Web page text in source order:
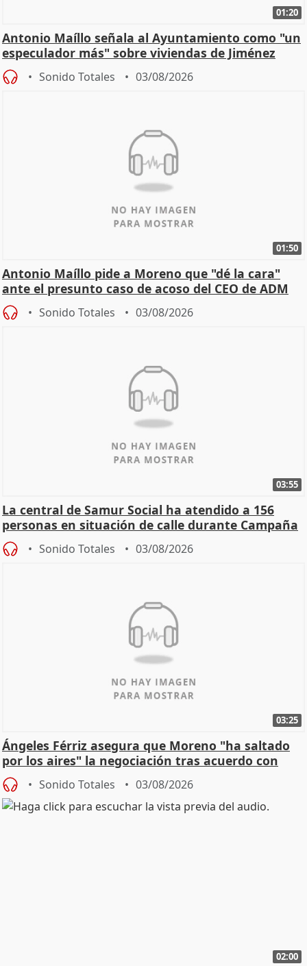
01:20
Antonio Maíllo señala al Ayuntamiento como "un
especulador más" sobre viviendas de Jiménez
Becerril
Sonido Totales 03/08/2026
01:50
Antonio Maíllo pide a Moreno que "dé la cara"
ante el presunto caso de acoso del CEO de ADM
Sonido Totales 03/08/2026
03:55
La central de Samur Social ha atendido a 156
personas en situación de calle durante Campaña
de Calor
Sonido Totales 03/08/2026
03:25
Ángeles Férriz asegura que Moreno "ha saltado
por los aires" la negociación tras acuerdo con
SMA
Sonido Totales 03/08/2026
02:00